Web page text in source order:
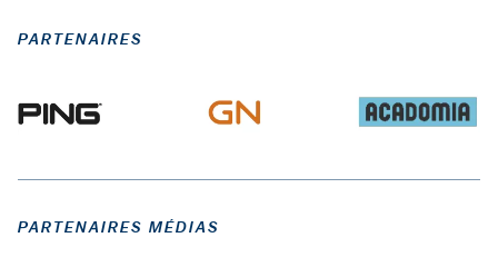
PARTENAIRES
PARTENAIRES MÉDIAS